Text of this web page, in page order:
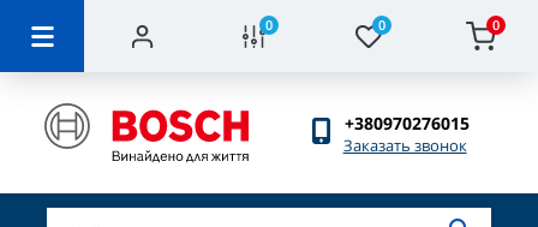
0 0 0
+380970276015
Заказать звонок